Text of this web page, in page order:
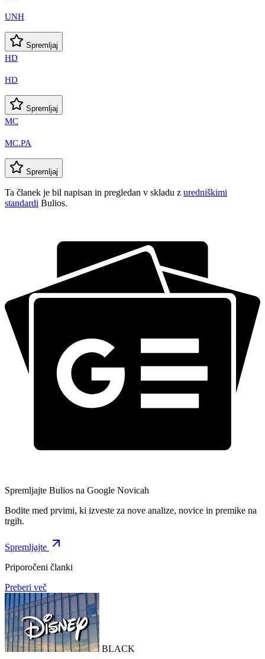
UNH
Spremljaj
HD
HD
Spremljaj
MC
MC.PA
Spremljaj
Ta članek je bil napisan in pregledan v skladu z uredniškimi
standardi Bulios.
Spremljajte Bulios na Google Novicah
Bodite med prvimi, ki izveste za nove analize, novice in premike na
trgih.
Spremljajte
Priporočeni članki
Preberi več
BLACK